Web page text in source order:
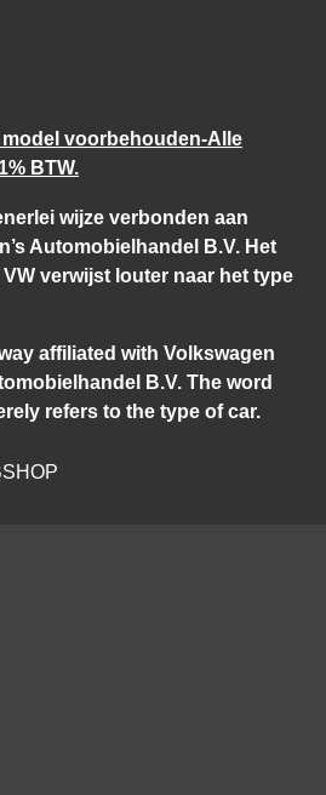
voorbehouden-Alle
BTW.
wijze verbonden aan
Automobielhandel B.V. Het
verwijst louter naar het type
affiliated with Volkswagen
B.V. The word
refers to the type of car.